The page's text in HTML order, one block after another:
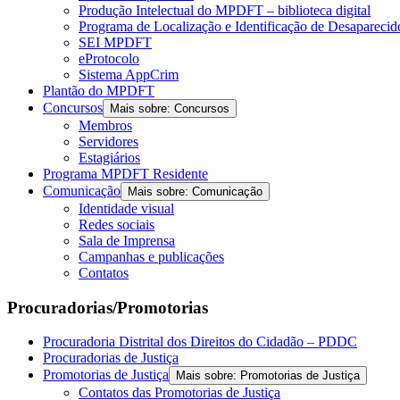
Produção Intelectual do MPDFT – biblioteca digital
Programa de Localização e Identificação de
SEI MPDFT
eProtocolo
Sistema AppCrim
Plantão do MPDFT
Concursos
Mais sobre: Concursos
Membros
Servidores
Estagiários
Programa MPDFT Residente
Comunicação
Mais sobre: Comunicação
Identidade visual
Redes sociais
Sala de Imprensa
Campanhas e publicações
Contatos
Procuradorias/Promotorias
Procuradoria Distrital dos Direitos do Cidadão – PDDC
Procuradorias de Justiça
Promotorias de Justiça
Mais sobre: Promotorias de Justiça
Contatos das Promotorias de Justiça